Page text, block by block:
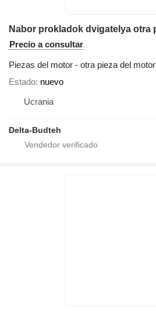
Precio a consultar
Piezas del motor - otra pieza del motor
Estado nuevo
Ucrania
Delta-Budteh